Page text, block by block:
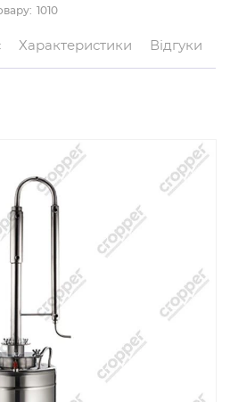
1010
Характеристики Відгуки